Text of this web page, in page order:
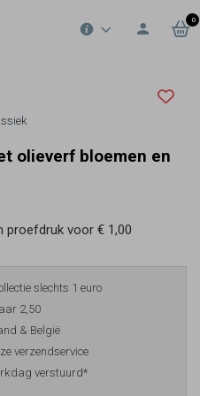
0
olieverf bloemen en
proefdruk voor € 1,00
slechts 1 euro
2,50
& België
verzendservice
verstuurd*